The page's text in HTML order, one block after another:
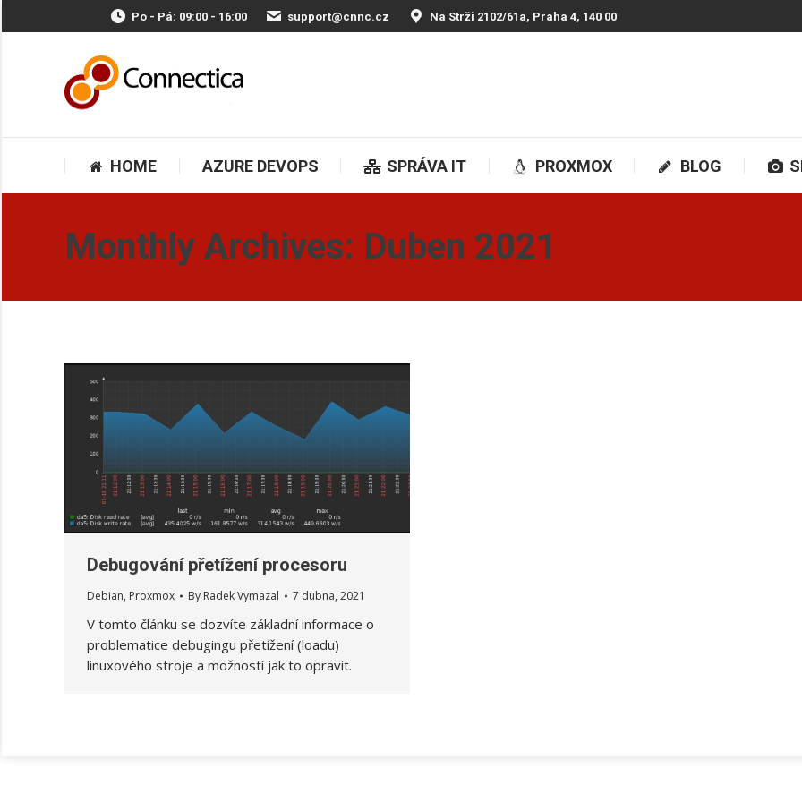
Po - Pá: 09:00 - 16:00 support@cnnc.cz Na Strži 2102/61a, Praha 4, 140 00
HOME AZURE DEVOPS SPRÁVA IT PROXMOX BLOG
Monthly Archives: Duben 2021
Debugování přetížení procesoru
Debian, Proxmox By Radek Vymazal 7 dubna, 2021
V tomto článku se dozvíte základní informace o
problematice debugingu přetížení (loadu)
linuxového stroje a možností jak to opravit.
HOME AZURE DEVOPS SPRÁVA IT PROXMOX BLOG